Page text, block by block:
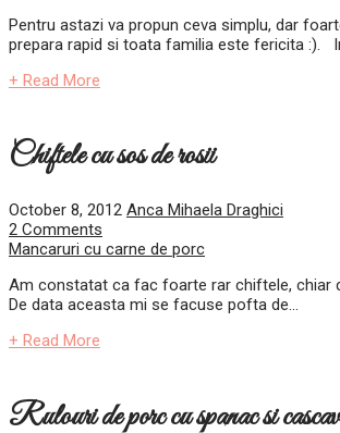
Pentru astazi va propun ceva simplu, dar
prepara rapid si toata familia este fericita :).
+ Read More
Chiftele cu sos de rosii
October 8, 2012 Anca Mihaela Draghici
2 Comments
Mancaruri cu carne de porc
Am constatat ca fac foarte rar chiftele, chiar
De data aceasta mi se facuse pofta de...
+ Read More
Rulouri de porc cu spanac si